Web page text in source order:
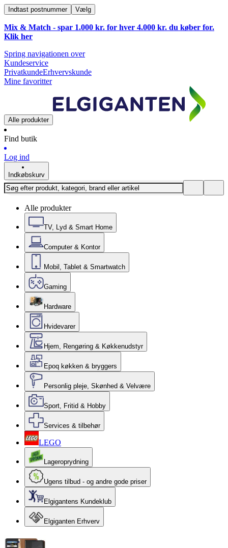
Indtast postnummer Vælg
Mix & Match - spar 1.000 kr. for hver 4.000 kr. du køber for.
Klik her
Spring navigationen over
Kundeservice
PrivatkundeErhvervskunde
Mine favoritter
Alle produkter
Find butik
Log ind
Indkøbskurv
Alle produkter
TV, Lyd & Smart Home
Computer & Kontor
Mobil, Tablet & Smartwatch
Gaming
Hardware
Hvidevarer
Hjem, Rengøring & Køkkenudstyr
Epoq køkken & bryggers
Personlig pleje, Skønhed & Velvære
Sport, Fritid & Hobby
Services & tilbehør
LEGO
Lageroprydning
Ugens tilbud - og andre gode priser
Elgigantens Kundeklub
Elgiganten Erhverv